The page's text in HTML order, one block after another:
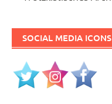
SOCIAL MEDIA ICONS